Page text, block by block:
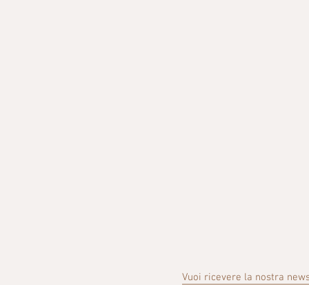
Vuoi ricevere la nostra